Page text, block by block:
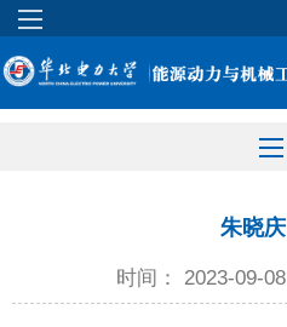
朱晓庆
时间： 2023-09-08